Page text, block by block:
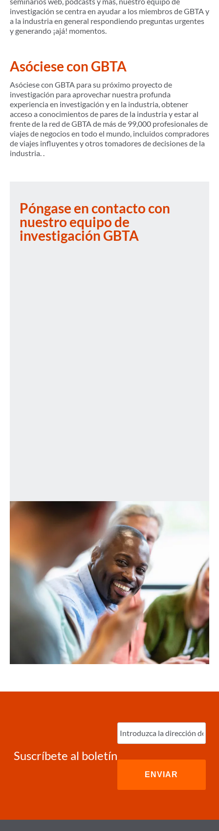
investigación se centra en ayudar a los miembros de GBTA y
a la industria en general respondiendo preguntas urgentes
y generando ¡ajá! momentos.
Asóciese con GBTA
Asóciese con GBTA para su próximo proyecto de
investigación para aprovechar nuestra profunda
experiencia en investigación y en la industria, obtener
acceso a conocimientos de pares de la industria y estar al
frente de la red de GBTA de más de 99,000 profesionales de
viajes de negocios en todo el mundo, incluidos compradores
de viajes influyentes y otros tomadores de decisiones de la
industria. .
Póngase en contacto con
nuestro equipo de
investigación GBTA
Suscríbete al boletín
Ingrese
correo
electrónico